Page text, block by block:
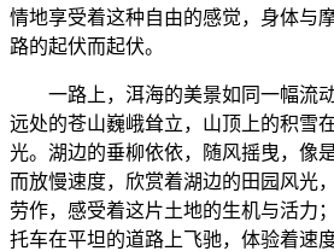
情地享受着这种自由的感觉，身体与
路的起伏而起伏。
一路上，洱海的美景如同一幅流动
远处的苍山巍峨耸立，山顶上的积雪
光。湖边的垂柳依依，随风摇曳，像
而放慢速度，欣赏着湖边的田园风光
劳作，感受着这片土地的生机与活力
托车在平坦的道路上飞驰，体验着速